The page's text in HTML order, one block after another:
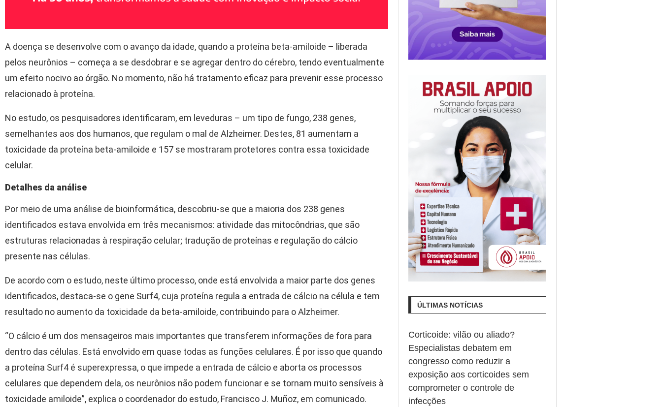
A doença se desenvolve com o avanço da idade, quando a proteína beta-amiloide – liberada
pelos neurônios – começa a se desdobrar e se agregar dentro do cérebro, tendo eventualmente
um efeito nocivo ao órgão. No momento, não há tratamento eficaz para prevenir esse processo
relacionado à proteína.
No estudo, os pesquisadores identificaram, em leveduras – um tipo de fungo, 238 genes,
semelhantes aos dos humanos, que regulam o mal de Alzheimer. Destes, 81 aumentam a
toxicidade da proteína beta-amiloide e 157 se mostraram protetores contra essa toxicidade
celular.
Detalhes da análise
Por meio de uma análise de bioinformática, descobriu-se que a maioria dos 238 genes
identificados estava envolvida em três mecanismos: atividade das mitocôndrias, que são
estruturas relacionadas à respiração celular; tradução de proteínas e regulação do cálcio
presente nas células.
De acordo com o estudo, neste último processo, onde está envolvida a maior parte dos genes
identificados, destaca-se o gene Surf4, cuja proteína regula a entrada de cálcio na célula e tem
resultado no aumento da toxicidade da beta-amiloide, contribuindo para o Alzheimer.
“O cálcio é um dos mensageiros mais importantes que transferem informações de fora para
dentro das células. Está envolvido em quase todas as funções celulares. É por isso que quando
a proteína Surf4 é superexpressa, o que impede a entrada de cálcio e aborta os processos
celulares que dependem dela, os neurônios não podem funcionar e se tornam muito sensíveis à
toxicidade amiloide”, explica o coordenador do estudo, Francisco J. Muñoz, em comunicado.
ÚLTIMAS NOTÍCIAS
Corticoide: vilão ou aliado?
Especialistas debatem em
congresso como reduzir a
exposição aos corticoides sem
comprometer o controle de
infecções